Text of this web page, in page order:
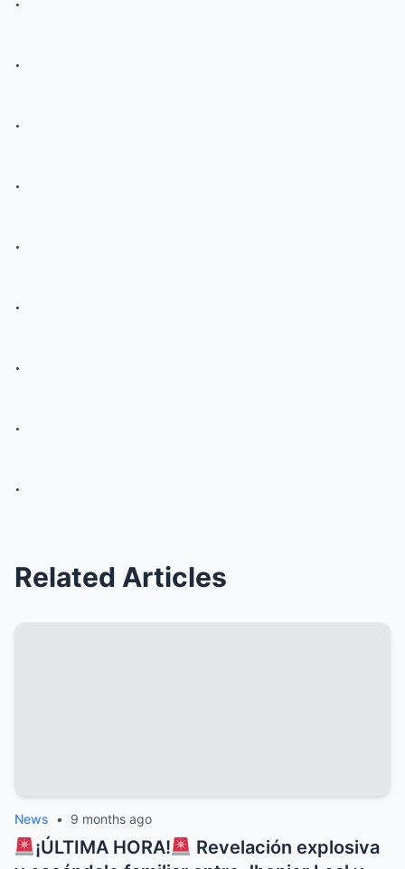
.
.
.
.
.
.
.
.
Related Articles
News • 9 months ago
¡ÚLTIMA HORA!
Revelación explosiva